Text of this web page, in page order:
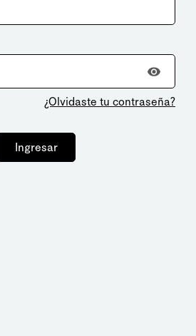
¿Olvidaste tu contraseña?
Ingresar